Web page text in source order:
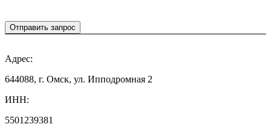
Отправить запрос
Адрес:
644088, г. Омск, ул. Ипподромная 2
ИНН:
5501239381